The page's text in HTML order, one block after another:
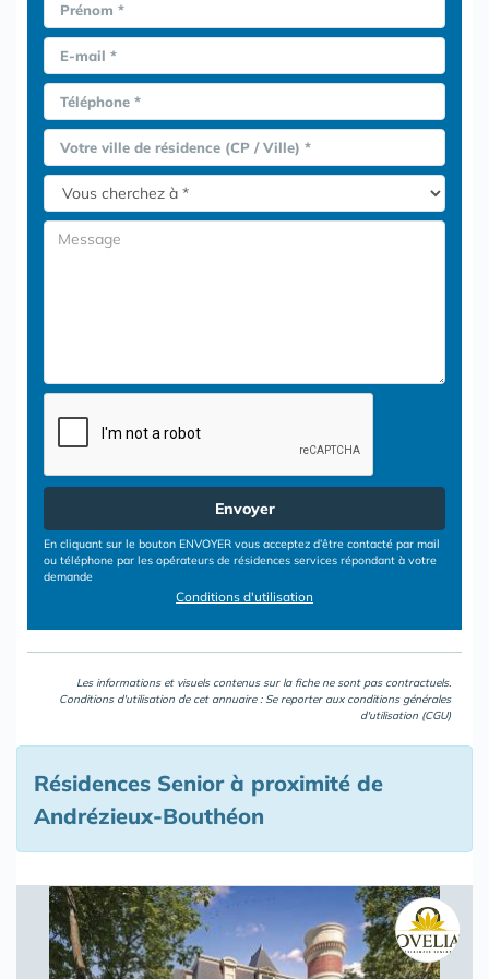
Prénom *
E-mail *
Téléphone *
Votre ville de résidence (CP / Ville) *
Envoyer
En cliquant sur le bouton ENVOYER vous acceptez d’être contacté par mail
ou téléphone par les opérateurs de résidences services répondant à votre
demande
Conditions d'utilisation
Les informations et visuels contenus sur la fiche ne sont pas contractuels.
Conditions d'utilisation de cet annuaire : Se reporter aux conditions générales
d'utilisation (CGU)
Résidences Senior à proximité de
Andrézieux-Bouthéon